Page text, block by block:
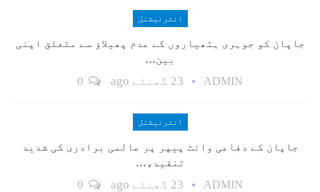
انٹرنیشنل
جاپان کو جوہری ہتھیاروں کے عدم پھیلاؤ سے متعلق اپنی
بین…
ADMIN 23 گھنٹے ago
انٹرنیشنل
جاپان کے دفاعی وائٹ پیپر پر عالمی برادری کی شدید
تنقید،…
ADMIN 23 گھنٹے ago